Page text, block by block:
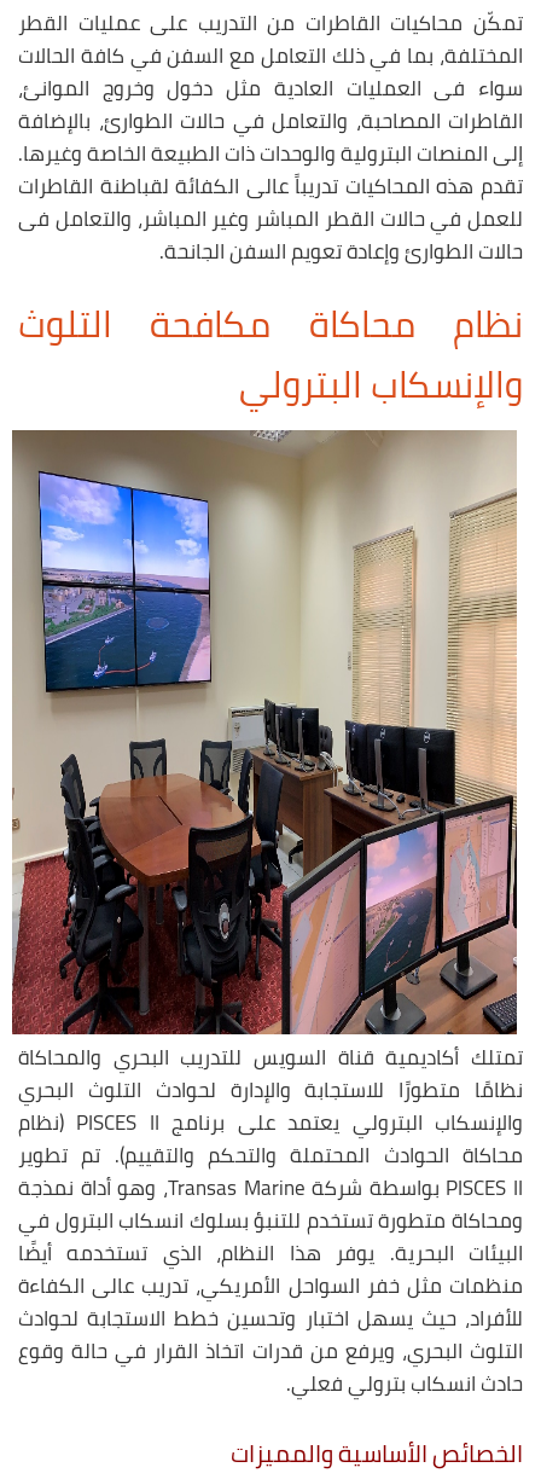
تمكّن محاكيات القاطرات من التدريب على عمليات القطر
المختلفة، بما في ذلك التعامل مع السفن في كافة الحالات
سواء فى العمليات العادية مثل دخول وخروج الموانئ،
القاطرات المصاحبة، والتعامل في حالات الطوارئ، بالإضافة
إلى المنصات البترولية والوحدات ذات الطبيعة الخاصة وغيرها.
تقدم هذه المحاكيات تدريباً عالى الكفائة لقباطنة القاطرات
للعمل في حالات القطر المباشر وغير المباشر، والتعامل فى
حالات الطوارئ وإعادة تعويم السفن الجانحة.
نظام محاكاة مكافحة التلوث
والإنسكاب البترولي
تمتلك أكاديمية قناة السويس للتدريب البحري والمحاكاة
نظامًا متطورًا للاستجابة والإدارة لحوادث التلوث البحري
والإنسكاب البترولي يعتمد على برنامج PISCES II (نظام
محاكاة الحوادث المحتملة والتحكم والتقييم). تم تطوير
PISCES II بواسطة شركة Transas Marine، وهو أداة نمذجة
ومحاكاة متطورة تستخدم للتنبؤ بسلوك انسكاب البترول في
البيئات البحرية. يوفر هذا النظام، الذي تستخدمه أيضًا
منظمات مثل خفر السواحل الأمريكي، تدريب عالى الكفاءة
للأفراد، حيث يسهل اختبار وتحسين خطط الاستجابة لحوادث
التلوث البحري، ويرفع من قدرات اتخاذ القرار في حالة وقوع
حادث انسكاب بترولي فعلي.
الخصائص الأساسية والمميزات